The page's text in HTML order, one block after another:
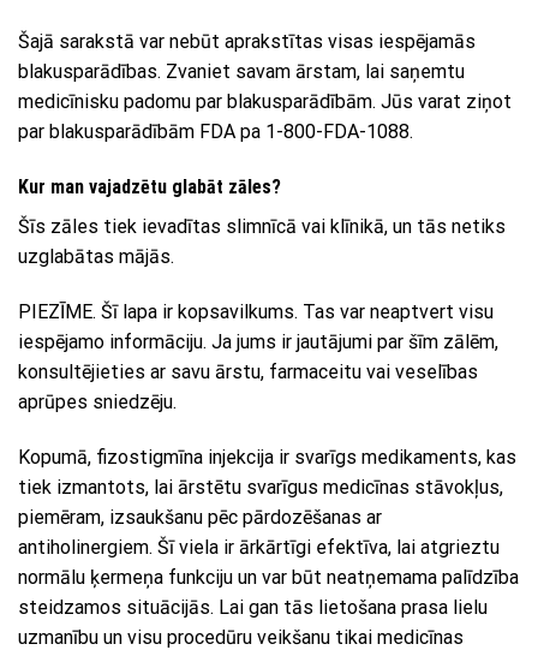
Šajā sarakstā var nebūt aprakstītas visas iespējamās
blakusparādības. Zvaniet savam ārstam, lai saņemtu
medicīnisku padomu par blakusparādībām. Jūs varat ziņot
par blakusparādībām FDA pa 1-800-FDA-1088.
Kur man vajadzētu glabāt zāles?
Šīs zāles tiek ievadītas slimnīcā vai klīnikā, un tās netiks
uzglabātas mājās.
PIEZĪME. Šī lapa ir kopsavilkums. Tas var neaptvert visu
iespējamo informāciju. Ja jums ir jautājumi par šīm zālēm,
konsultējieties ar savu ārstu, farmaceitu vai veselības
aprūpes sniedzēju.
Kopumā, fizostigmīna injekcija ir svarīgs medikaments, kas
tiek izmantots, lai ārstētu svarīgus medicīnas stāvokļus,
piemēram, izsaukšanu pēc pārdozēšanas ar
antiholinergiem. Šī viela ir ārkārtīgi efektīva, lai atgrieztu
normālu ķermeņa funkciju un var būt neatņemama palīdzība
steidzamos situācijās. Lai gan tās lietošana prasa lielu
uzmanību un visu procedūru veikšanu tikai medicīnas